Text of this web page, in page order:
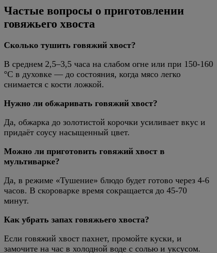
Частые вопросы о приготовлении
говяжьего хвоста
Сколько тушить говяжий хвост?
В среднем 2,5–3,5 часа на слабом огне или при 150-160
°C в духовке — до состояния, когда мясо легко
снимается с кости ложкой.
Нужно ли обжаривать говяжий хвост?
Да, обжарка до золотистой корочки усиливает вкус и
придаёт соусу насыщенный цвет.
Можно ли приготовить говяжий хвост в
мультиварке?
Да, в режиме «Тушение» блюдо будет готово через 4-6
часов. В скороварке время сокращается до 45-70
минут.
Как убрать запах говяжьего хвоста?
Если говяжий хвост пахнет, промойте куски, и
замочите на час в холодной воде с солью и уксусом.